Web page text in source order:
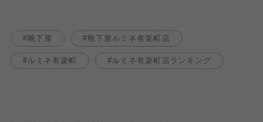
靴下屋 靴下屋ルミネ有楽町店
ルミネ有楽町 ルミネ有楽町店ランキング